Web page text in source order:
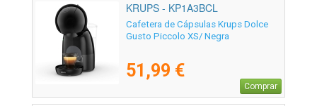
KRUPS - KP1A3BCL
Cafetera de Cápsulas Krups Dolce
Gusto Piccolo XS/ Negra
51,99 €
Comprar